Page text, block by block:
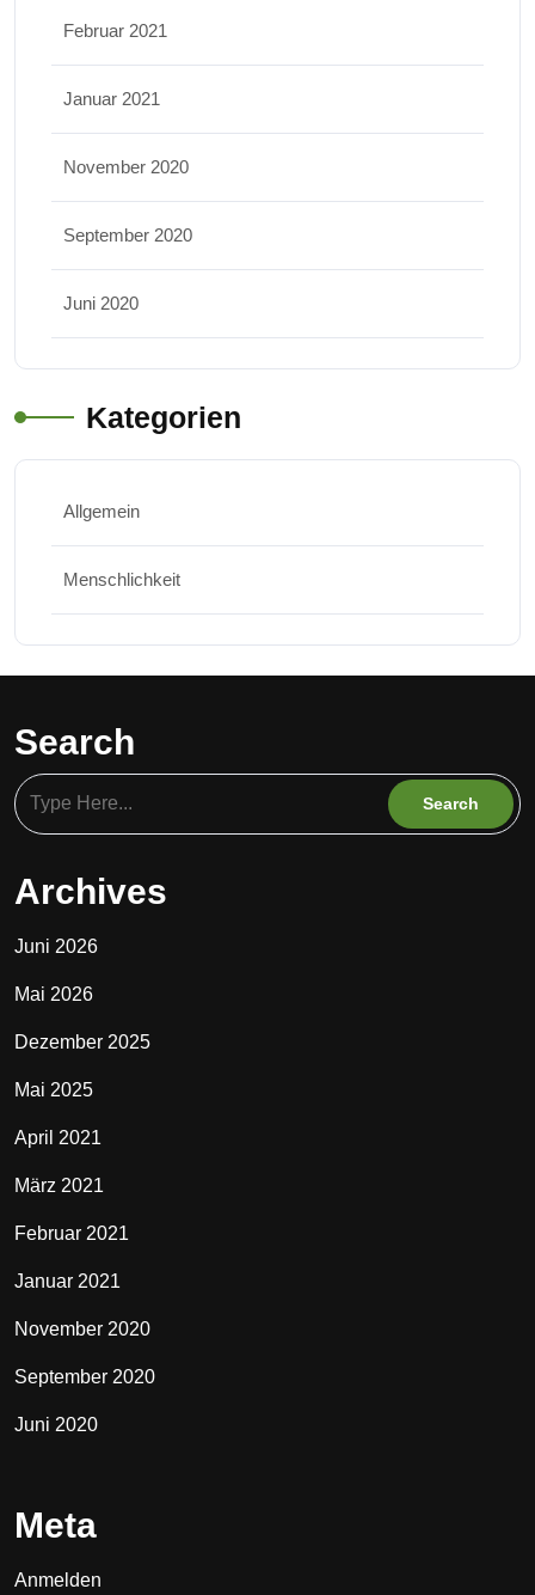
Februar 2021
Januar 2021
November 2020
September 2020
Juni 2020
Kategorien
Allgemein
Menschlichkeit
Search
Archives
Juni 2026
Mai 2026
Dezember 2025
Mai 2025
April 2021
März 2021
Februar 2021
Januar 2021
November 2020
September 2020
Juni 2020
Meta
Anmelden